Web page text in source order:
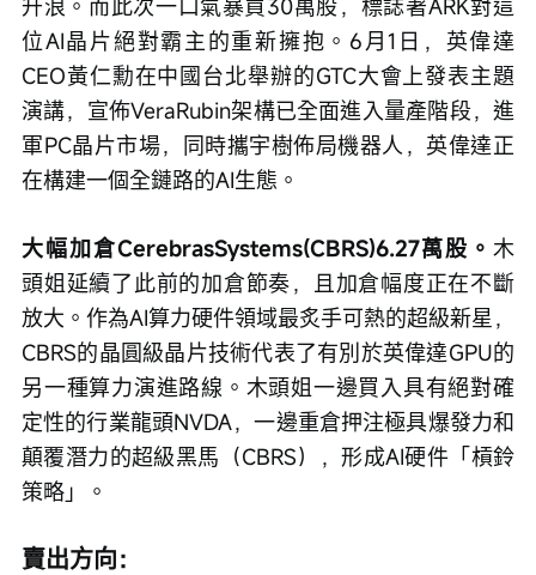
升浪。而此次一口氣暴買30萬股，標誌著ARK對這
位AI晶片絕對霸主的重新擁抱。6月1日，英偉達
CEO黃仁勳在中國台北舉辦的GTC大會上發表主題
演講，宣佈VeraRubin架構已全面進入量產階段，進
軍PC晶片市場，同時攜宇樹佈局機器人，英偉達正
在構建一個全鏈路的AI生態。
大幅加倉CerebrasSystems(CBRS)6.27萬股。 木
頭姐延續了此前的加倉節奏，且加倉幅度正在不斷
放大。作為AI算力硬件領域最炙手可熱的超級新星，
CBRS的晶圓級晶片技術代表了有別於英偉達GPU的
另一種算力演進路線。木頭姐一邊買入具有絕對確
定性的行業龍頭NVDA，一邊重倉押注極具爆發力和
顛覆潛力的超級黑馬（CBRS），形成AI硬件「槓鈴
策略」。
賣出方向：